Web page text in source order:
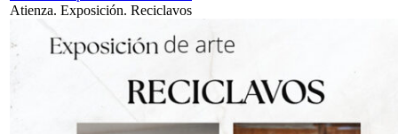
Atienza. Exposición. Reciclavos